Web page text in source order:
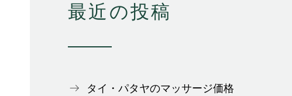
最近の投稿
タイ・パタヤのマッサージ価格